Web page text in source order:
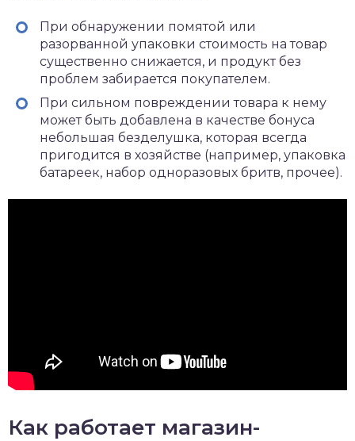
При обнаружении помятой или
разорванной упаковки стоимость на товар
существенно снижается, и продукт без
проблем забирается покупателем.
При сильном повреждении товара к нему
может быть добавлена в качестве бонуса
небольшая безделушка, которая всегда
пригодится в хозяйстве (например, упаковка
батареек, набор одноразовых бритв, прочее).
Как работает магазин-